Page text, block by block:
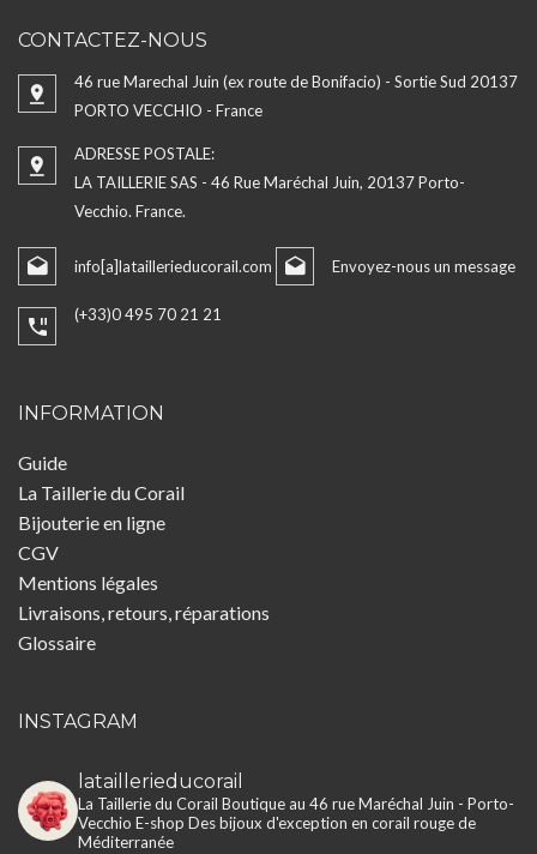
CONTACTEZ-NOUS
46 rue Marechal Juin (ex route de Bonifacio) - Sortie Sud 20137
PORTO VECCHIO - France
ADRESSE POSTALE:
LA TAILLERIE SAS - 46 Rue Maréchal Juin, 20137 Porto-
Vecchio. France.
info[a]lataillerieducorail.com Envoyez-nous un message
(+33)0 495 70 21 21
INFORMATION
Guide
La Taillerie du Corail
Bijouterie en ligne
CGV
Mentions légales
Livraisons, retours, réparations
Glossaire
INSTAGRAM
lataillerieducorail
La Taillerie du Corail Boutique au 46 rue Maréchal Juin - Porto-
Vecchio E-shop Des bijoux d'exception en corail rouge de
Méditerranée